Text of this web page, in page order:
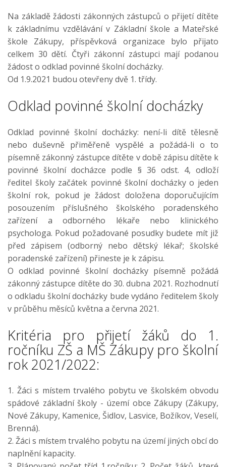
Na základě žádosti zákonných zástupců o přijetí dítěte
k základnímu vzdělávání v Základní škole a Mateřské
škole Zákupy, příspěvková organizace bylo přijato
celkem 30 dětí. Čtyři zákonní zástupci mají podanou
žádost o odklad povinné školní docházky.
Od 1.9.2021 budou otevřeny dvě 1. třídy.
Odklad povinné školní docházky
Odklad povinné školní docházky: není-li dítě tělesně
nebo duševně přiměřeně vyspělé a požádá-li o to
písemně zákonný zástupce dítěte v době zápisu dítěte k
povinné školní docházce podle § 36 odst. 4, odloží
ředitel školy začátek povinné školní docházky o jeden
školní rok, pokud je žádost doložena doporučujícím
posouzením příslušného školského poradenského
zařízení a odborného lékaře nebo klinického
psychologa. Pokud požadované posudky budete mít již
před zápisem (odborný nebo dětský lékař; školské
poradenské zařízení) přineste je k zápisu.
O odklad povinné školní docházky písemně požádá
zákonný zástupce dítěte do 30. dubna 2021. Rozhodnutí
o odkladu školní docházky bude vydáno ředitelem školy
v průběhu měsíců května a června 2021.
Kritéria pro přijetí žáků do 1.
ročníku ZŠ a MŠ Zákupy pro školní
rok 2021/2022:
1. Žáci s místem trvalého pobytu ve školském obvodu
spádové základní školy - území obce Zákupy (Zákupy,
Nové Zákupy, Kamenice, Šidlov, Lasvice, Božíkov, Veselí,
Brenná).
2. Žáci s místem trvalého pobytu na území jiných obcí do
naplnění kapacity.